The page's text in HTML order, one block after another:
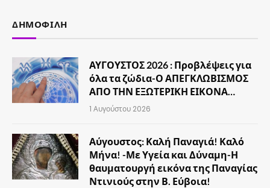
ΔΗΜΟΦΙΛΉ
ΑΥΓΟΥΣΤΟΣ 2026 : Προβλέψεις για
όλα τα ζώδια-Ο ΑΠΕΓΚΛΩΒΙΣΜΟΣ
ΑΠΟ ΤΗΝ ΕΞΩΤΕΡΙΚΗ ΕΙΚΟΝΑ…
1 Αυγούστου 2026
Αύγουστος: Καλή Παναγιά! Καλό
Μήνα! -Με Υγεία και Δύναμη-Η
θαυματουργή εικόνα της Παναγίας
Ντινιούς στην Β. Εύβοια!